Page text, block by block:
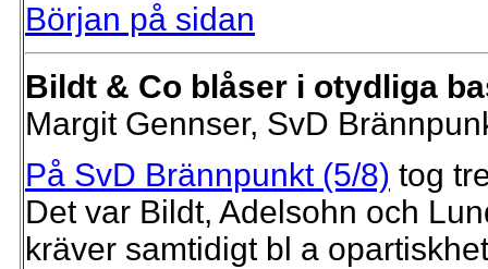
Början på sidan
Bildt & Co blåser i otydliga
Margit Gennser, SvD
På SvD Brännpunkt (5/8) tog
Det var Bildt, Adelsohn och
kräver samtidigt bl a